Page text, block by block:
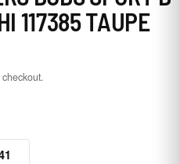
117385 TAUPE